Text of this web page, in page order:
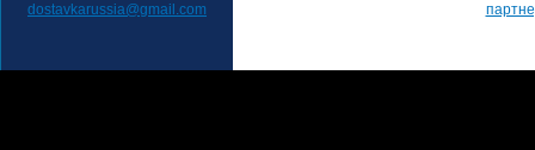
dostavkarussia@gmail.com